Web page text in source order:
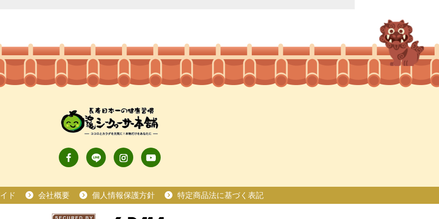
ド 会社概要 個人情報保護方針 特定商品法に基づく表記